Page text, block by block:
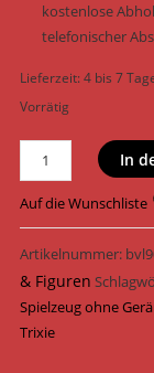
kostenlose
telefonischer
Lieferzeit:4 bis 7
Vorrätig
Trixie
Hundespielzeug
Tau
Baumwolle/
geräuschlos
40
cm
(Art.-
In
Auf die Wunschliste
Artikelnummer:
& Figuren
Spielzeug ohne
Trixie